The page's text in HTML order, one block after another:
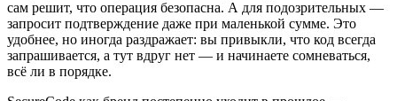
сам решит, что операция безопасна. А для подозрительных —
запросит подтверждение даже при маленькой сумме. Это
удобнее, но иногда раздражает: вы привыкли, что код всегда
запрашивается, а тут вдруг нет — и начинаете сомневаться,
всё ли в порядке.